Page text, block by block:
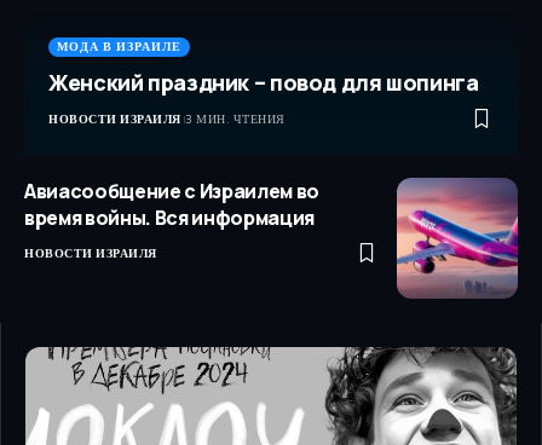
МОДА В ИЗРАИЛЕ
Женский праздник – повод для шопинга
НОВОСТИ ИЗРАИЛЯ 3 МИН. ЧТЕНИЯ
Авиасообщение с Израилем во
время войны. Вся информация
НОВОСТИ ИЗРАИЛЯ